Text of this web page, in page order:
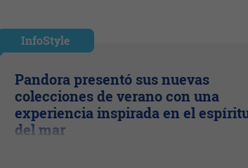
InfoStyle
Pandora presentó sus nuevas
colecciones de verano con una
experiencia inspirada en el
del mar